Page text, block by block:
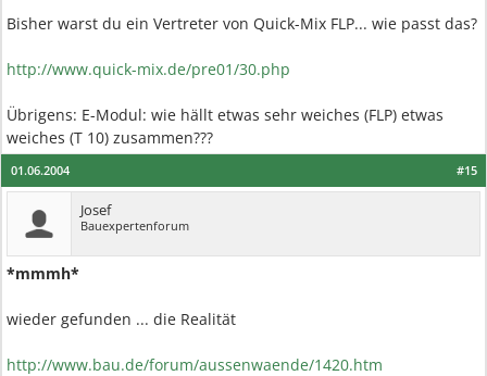
Bisher warst du ein Vertreter von Quick-Mix FLP... wie passt das?
http://www.quick-mix.de/pre01/30.php
Übrigens: E-Modul: wie hällt etwas sehr weiches (FLP) etwas
weiches (T 10) zusammen???
#15
01.06.2004
Josef
Bauexpertenforum
*mmmh*
wieder gefunden ... die Realität
http://www.bau.de/forum/aussenwaende/1420.htm